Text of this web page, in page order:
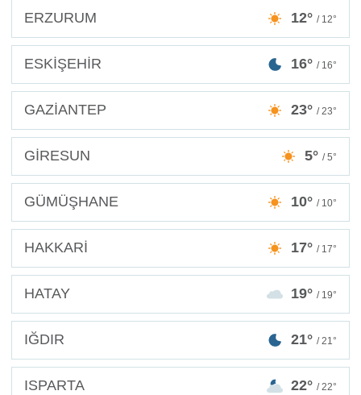
ERZURUM 12° / 12°
ESKİŞEHİR 16° / 16°
GAZİANTEP 23° / 23°
GİRESUN 5° / 5°
GÜMÜŞHANE 10° / 10°
HAKKARİ 17° / 17°
HATAY 19° / 19°
IĞDIR 21° / 21°
ISPARTA 22° / 22°